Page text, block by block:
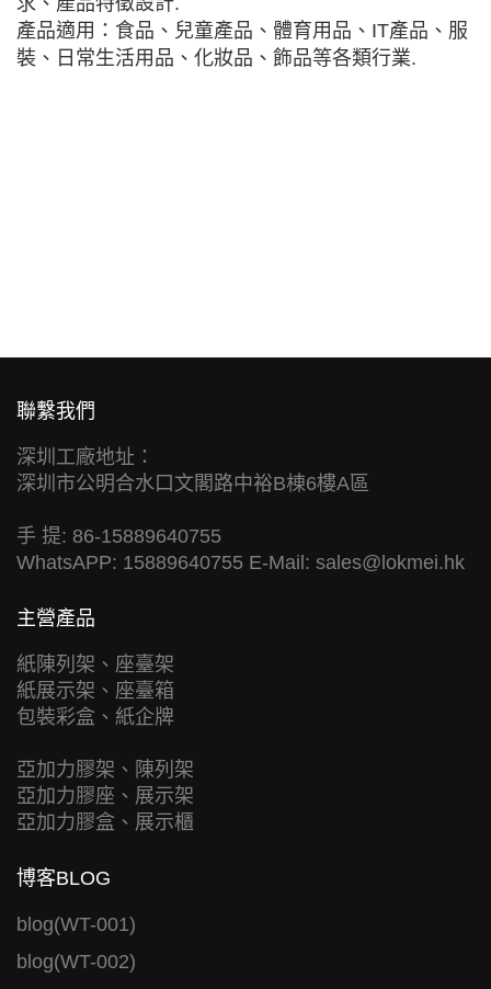
產品適用：食品、兒童產品、體育用品、IT產品、服
裝、日常生活用品、化妝品、飾品等各類行業.
聯繫我們
深圳工廠地址：
深圳市公明合水口文閣路中裕B棟6樓A區
手 提: 86-15889640755
WhatsAPP: 15889640755 E-Mail: sales@lokmei.hk
主營產品
紙陳列架、座臺架
紙展示架、座臺箱
包裝彩盒、紙企牌
亞加力膠架、陳列架
亞加力膠座、展示架
亞加力膠盒、展示櫃
博客BLOG
blog(WT-001)
blog(WT-002)